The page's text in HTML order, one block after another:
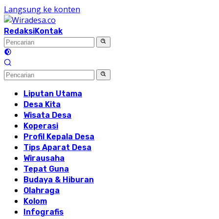
Langsung ke konten
RedaksiKontak
Liputan Utama
Desa Kita
Wisata Desa
Koperasi
Profil Kepala Desa
Tips Aparat Desa
Wirausaha
Tepat Guna
Budaya & Hiburan
Olahraga
Kolom
Infografis